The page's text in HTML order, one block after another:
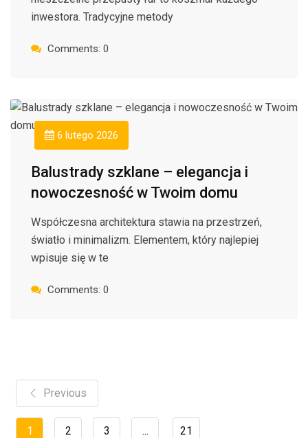
inwestora. Tradycyjne metody
Comments: 0
6 lutego 2026
Balustrady szklane – elegancja i
nowoczesność w Twoim domu
Współczesna architektura stawia na przestrzeń,
światło i minimalizm. Elementem, który najlepiej
wpisuje się w te
Comments: 0
Previous
1 2 3 ... 21